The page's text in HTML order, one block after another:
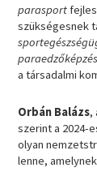
parasport
szükségesnek
paraedzőképzés
a társadalmi
Orbán Balázs,
szerint a 2024-
olyan
lenne,